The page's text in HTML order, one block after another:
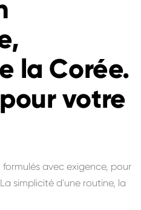
la Corée.
votre
avec exigence, pour
simplicité d'une routine, la